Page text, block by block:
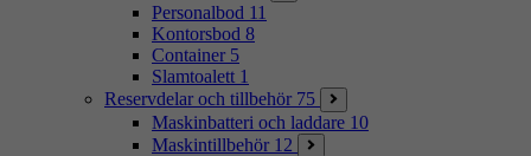
Personalbod 11
Kontorsbod 8
Container 5
Slamtoalett 1
Reservdelar och tillbehör 75
Maskinbatteri och laddare 10
Maskintillbehör 12